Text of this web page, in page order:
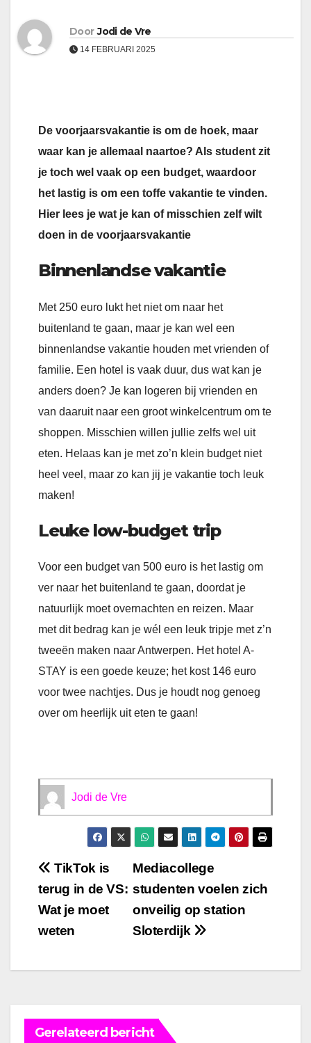
Door Jodi de Vre
14 FEBRUARI 2025
De voorjaarsvakantie is om de hoek, maar
waar kan je allemaal naartoe? Als student zit
je toch wel vaak op een budget, waardoor
het lastig is om een toffe vakantie te vinden.
Hier lees je wat je kan of misschien zelf wilt
doen in de voorjaarsvakantie
Binnenlandse vakantie
Met 250 euro lukt het niet om naar het
buitenland te gaan, maar je kan wel een
binnenlandse vakantie houden met vrienden of
familie. Een hotel is vaak duur, dus wat kan je
anders doen? Je kan logeren bij vrienden en
van daaruit naar een groot winkelcentrum om te
shoppen. Misschien willen jullie zelfs wel uit
eten. Helaas kan je met zo’n klein budget niet
heel veel, maar zo kan jij je vakantie toch leuk
maken!
Leuke low-budget trip
Voor een budget van 500 euro is het lastig om
ver naar het buitenland te gaan, doordat je
natuurlijk moet overnachten en reizen. Maar
met dit bedrag kan je wél een leuk tripje met z’n
tweeën maken naar Antwerpen. Het hotel A-
STAY is een goede keuze; het kost 146 euro
voor twee nachtjes. Dus je houdt nog genoeg
over om heerlijk uit eten te gaan!
Jodi de Vre
Bericht
navigatie
Mediacollege
studenten voelen zich
onveilig op station
Sloterdijk
TikTok is
terug in de VS:
Wat je moet
weten
Gerelateerd bericht